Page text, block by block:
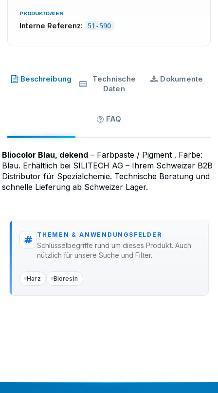
PRODUKTDATEN
Interne Referenz: 51-590
Beschreibung
Technische
Daten
Dokumente
FAQ
Bliocolor Blau, dekend – Farbpaste / Pigment . Farbe:
Blau. Erhältlich bei SILITECH AG – Ihrem Schweizer B2B
Distributor für Spezialchemie. Technische Beratung und
schnelle Lieferung ab Schweizer Lager.
THEMEN & ANWENDUNGSFELDER
Schlüsselbegriffe rund um dieses Produkt. Auch
nützlich für unsere Suche und Filter.
Harz Bioresin